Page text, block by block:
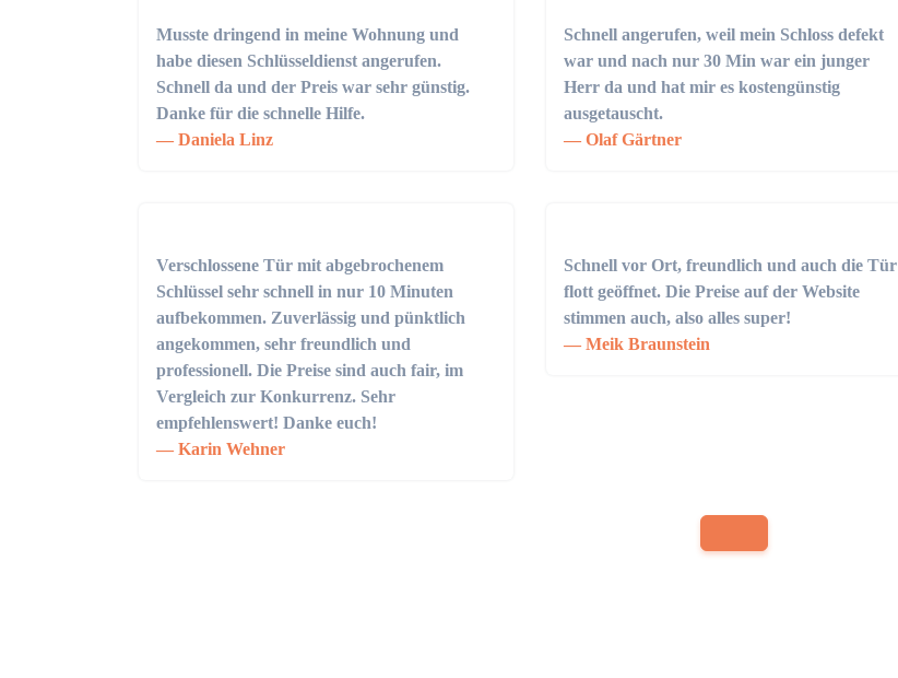
Musste dringend in meine Wohnung und
habe diesen Schlüsseldienst angerufen.
Schnell da und der Preis war sehr günstig.
Danke für die schnelle Hilfe.
Daniela Linz
Schnell angerufen, weil mein Schloss defekt
war und nach nur 30 Min war ein junger
Herr da und hat mir es kostengünstig
ausgetauscht.
Olaf Gärtner
Verschlossene Tür mit abgebrochenem
Schlüssel sehr schnell in nur 10 Minuten
aufbekommen. Zuverlässig und pünktlich
angekommen, sehr freundlich und
professionell. Die Preise sind auch fair, im
Vergleich zur Konkurrenz. Sehr
empfehlenswert! Danke euch!
Karin Wehner
Schnell vor Ort, freundlich und auch die Tür
flott geöffnet. Die Preise auf der Website
stimmen auch, also alles super!
Meik Braunstein